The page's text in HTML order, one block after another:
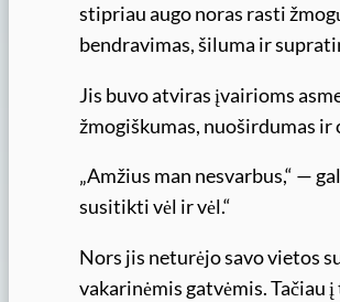
stipriau augo noras rasti
bendravimas, šiluma ir
Jis buvo atviras įvairioms
žmogiškumas, nuoširdumas
„Amžius man nesvarbus,“ —
susitikti vėl ir vėl.“
Nors jis neturėjo savo vietos
vakarinėmis gatvėmis. Tačiau